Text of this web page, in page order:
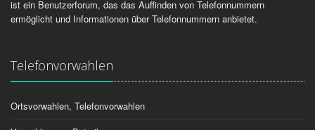
ist ein Benutzerforum, das das Auffinden von Telefonnummern
ermöglicht und Informationen über Telefonnummern anbietet.
Telefonvorwahlen
Ortsvorwahlen, Telefonvorwahlen